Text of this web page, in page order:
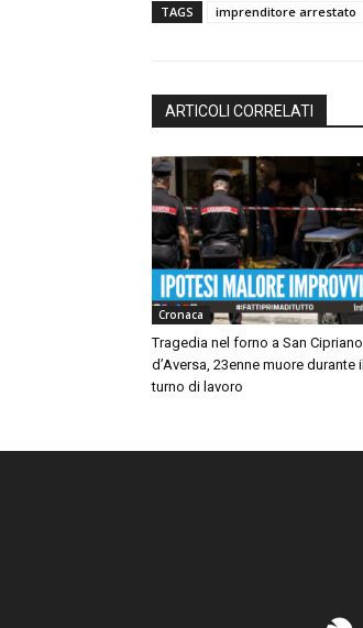
TAGS imprenditore arrestato
ARTICOLI CORRELATI
Cronaca
Tragedia nel forno a San Cipriano
d’Aversa, 23enne muore durante il
turno di lavoro